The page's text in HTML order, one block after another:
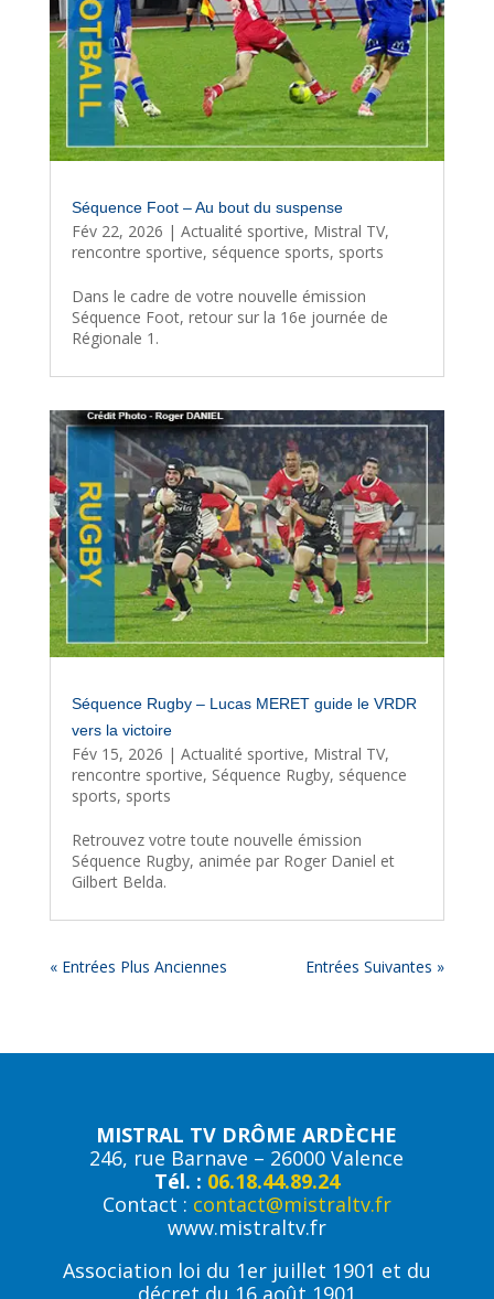
Séquence Foot – Au bout du suspense
Fév 22, 2026 | Actualité sportive, Mistral TV,
rencontre sportive, séquence sports, sports
Dans le cadre de votre nouvelle émission
Séquence Foot, retour sur la 16e journée de
Régionale 1.
Séquence Rugby – Lucas MERET guide le VRDR
vers la victoire
Fév 15, 2026 | Actualité sportive, Mistral TV,
rencontre sportive, Séquence Rugby, séquence
sports, sports
Retrouvez votre toute nouvelle émission
Séquence Rugby, animée par Roger Daniel et
Gilbert Belda.
« Entrées Plus Anciennes Entrées Suivantes »
MISTRAL TV DRÔME ARDÈCHE
246, rue Barnave – 26000 Valence
Tél. : 06.18.44.89.24
Contact : contact@mistraltv.fr
www.mistraltv.fr
Association loi du 1er juillet 1901 et du